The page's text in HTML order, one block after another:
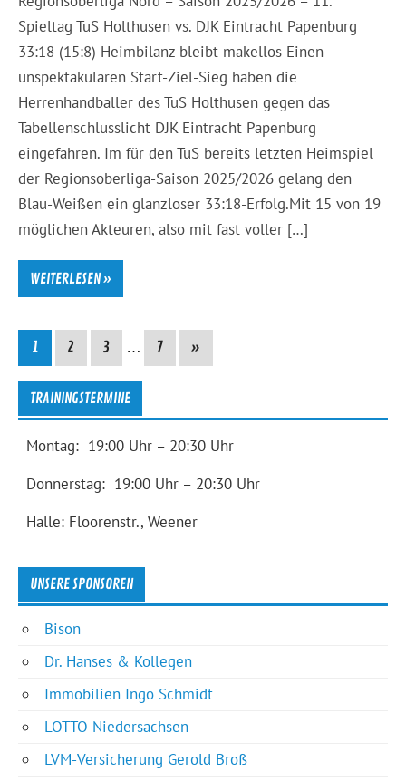
Spieltag TuS Holthusen vs. DJK Eintracht Papenburg
33:18 (15:8) Heimbilanz bleibt makellos Einen
unspektakulären Start-Ziel-Sieg haben die
Herrenhandballer des TuS Holthusen gegen das
Tabellenschlusslicht DJK Eintracht Papenburg
eingefahren. Im für den TuS bereits letzten Heimspiel
der Regionsoberliga-Saison 2025/2026 gelang den
Blau-Weißen ein glanzloser 33:18-Erfolg.Mit 15 von 19
möglichen Akteuren, also mit fast voller […]
WEITERLESEN »
1 2 3 … 7 »
TRAININGSTERMINE
Montag: 19:00 Uhr – 20:30 Uhr
Donnerstag: 19:00 Uhr – 20:30 Uhr
Halle: Floorenstr., Weener
UNSERE SPONSOREN
Bison
Dr. Hanses & Kollegen
Immobilien Ingo Schmidt
LOTTO Niedersachsen
LVM-Versicherung Gerold Broß